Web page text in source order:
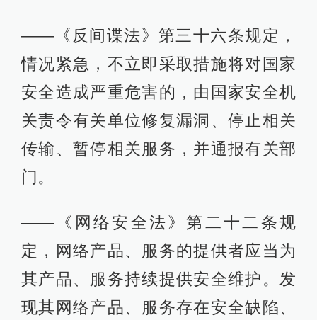
——《反间谍法》第三十六条规定，
情况紧急，不立即采取措施将对国家
安全造成严重危害的，由国家安全机
关责令有关单位修复漏洞、停止相关
传输、暂停相关服务，并通报有关部
门。
——《网络安全法》第二十二条规
定，网络产品、服务的提供者应当为
其产品、服务持续提供安全维护。发
现其网络产品、服务存在安全缺陷、